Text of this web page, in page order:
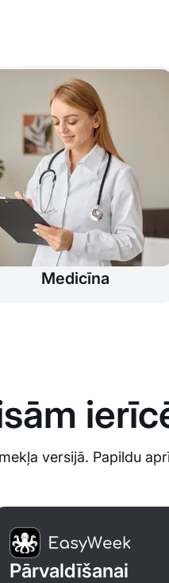
Medicīna
versijā. Papildu
Pārvaldīšanai